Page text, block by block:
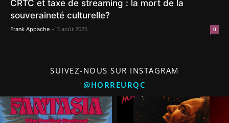
CRTC et taxe de streaming : la mort de la
souveraineté culturelle?
Frank Appache - 3 août 2026 0
SUIVEZ-NOUS SUR INSTAGRAM
@HORREURQC